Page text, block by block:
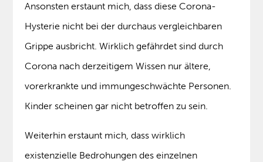
Ansonsten erstaunt mich, dass diese Corona-
Hysterie nicht bei der durchaus vergleichbaren
Grippe ausbricht. Wirklich gefährdet sind durch
Corona nach derzeitigem Wissen nur ältere,
vorerkrankte und immungeschwächte Personen.
Kinder scheinen gar nicht betroffen zu sein.
Weiterhin erstaunt mich, dass wirklich
existenzielle Bedrohungen des einzelnen